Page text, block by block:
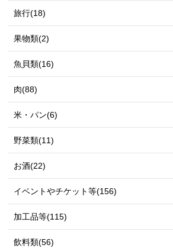
旅行(18)
果物類(2)
魚貝類(16)
肉(88)
米・パン(6)
野菜類(11)
お酒(22)
イベントやチケット等(156)
加工品等(115)
飲料類(56)